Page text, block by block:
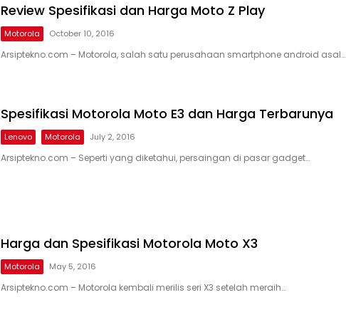
Review Spesifikasi dan Harga Moto Z Play
Motorola October 10, 2016
Arsiptekno.com – Motorola, salah satu perusahaan smartphone android asal…
Spesifikasi Motorola Moto E3 dan Harga Terbarunya
Lenovo Motorola July 2, 2016
Arsiptekno.com – Seperti yang diketahui, persaingan di pasar gadget…
Harga dan Spesifikasi Motorola Moto X3
Motorola May 5, 2016
Arsiptekno.com – Motorola kembali merilis seri X3 setelah meraih…